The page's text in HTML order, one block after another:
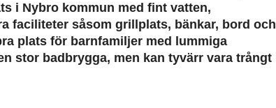
i Nybro kommun med fint vatten,
faciliteter såsom grillplats, bänkar, bord och
plats för barnfamiljer med lummiga
stor badbrygga, men kan tyvärr vara trångt